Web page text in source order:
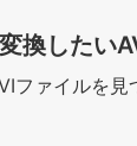
換したい
ァイルを